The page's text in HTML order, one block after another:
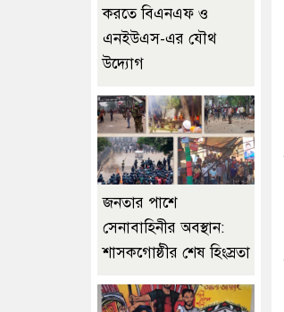
করতে বিএনএফ ও
এনইউএস-এর যৌথ
উদ্যোগ
জনতার পাশে
সেনাবাহিনীর অবস্থান:
শাসকগোষ্ঠীর শেষ হিংস্রতা